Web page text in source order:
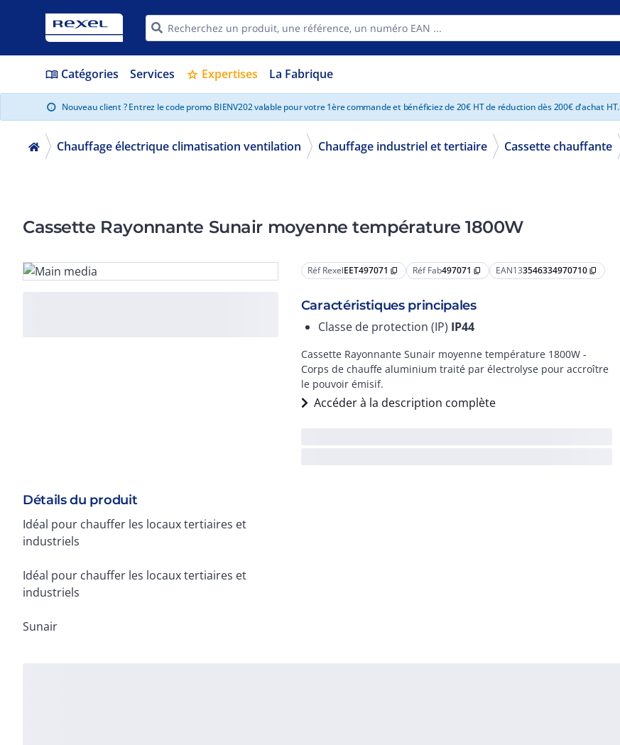
menu_book Catégories Services star Expertises La Fabrique
info Nouveau client ? Entrez le code promo BIENV202 valable pour votre 1ère commande et bénéficiez de 20€ HT de réduction dès 200€ d'achat HT.
Chauffage électrique climatisation ventilation Chauffage industriel et tertiaire Cassette chauffante
Cassette Rayonnante Sunair moyenne température 1800W
Réf RexelEET497071 content_copy Réf Fab497071 content_copy EAN133546334970710 content_copy
Caractéristiques principales
Classe de protection (IP) IP44
Cassette Rayonnante Sunair moyenne température 1800W -
Corps de chauffe aluminium traité par électrolyse pour accroître
le pouvoir émisif.
Accéder à la description complète
Détails du produit
Idéal pour chauffer les locaux tertiaires et
industriels
Idéal pour chauffer les locaux tertiaires et
industriels
Sunair